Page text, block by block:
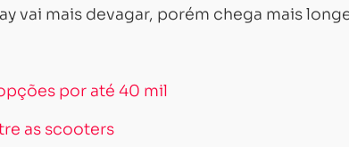
vai mais devagar, porém chega mais
por até 40 mil
as scooters